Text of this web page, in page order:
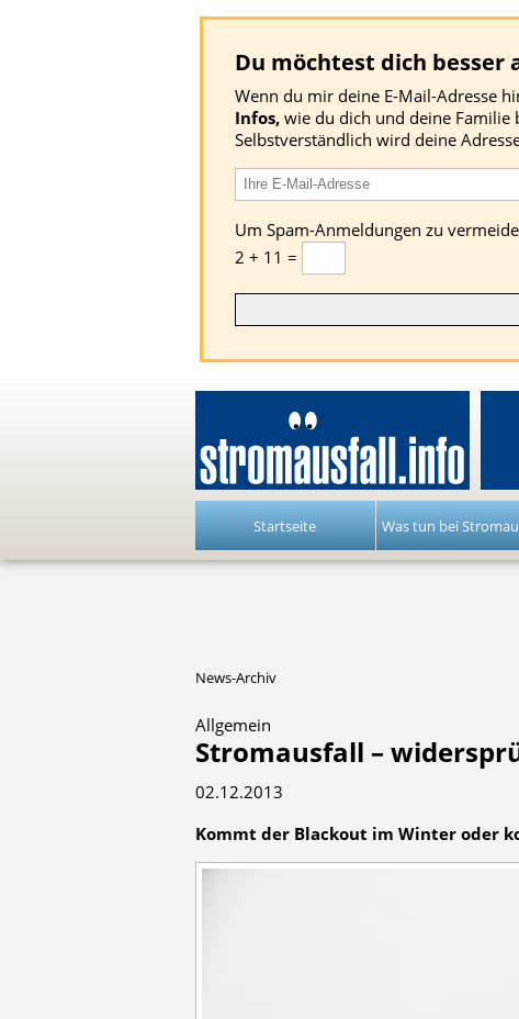
Du möchtest dich
Wenn du mir deine E-Mail-Adresse
Infos, wie du dich und deine Familie
Selbstverständlich wird deine
Um Spam-Anmeldungen zu
2 + 11 =
Startseite Was tun bei
News-Archiv
Allgemein
Stromausfall –
02.12.2013
Kommt der Blackout im Winter oder